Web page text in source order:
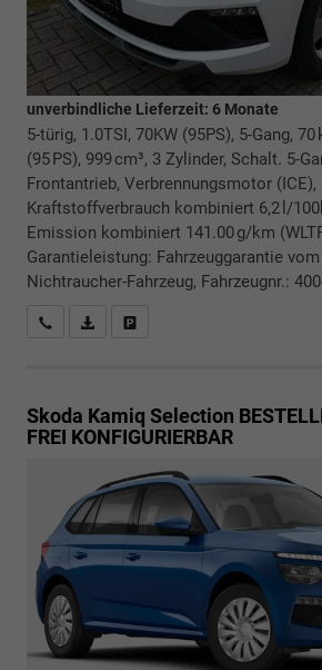
unverbindliche Lieferzeit: 6 Monate
5-türig, 1.0TSI, 70KW (95PS), 5-Gang, 70
(95 PS), 999 cm³, 3 Zylinder, Schalt. 5-
Frontantrieb, Verbrennungsmotor (ICE),
Kraftstoffverbrauch kombiniert 6,2 l/
Emission kombiniert 141.00 g/km
Garantieleistung: Fahrzeuggarantie
Nichtraucher-Fahrzeug, Fahrzeugnr.:
Rückrufbitte absenden
PDF-Datei, Fahrzeugexposé drucken
Skoda Kamiq Selection
FREI KONFIGURIERBAR